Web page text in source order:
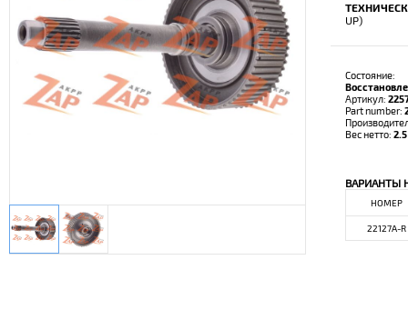
UP)
Состояние:
Артикул:
Part number:
Вес нетто: 2.5
ВАРИАНТЫ
НОМЕР
22127A-R